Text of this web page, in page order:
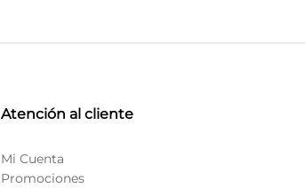
Atención al cliente
Mi Cuenta
Promociones